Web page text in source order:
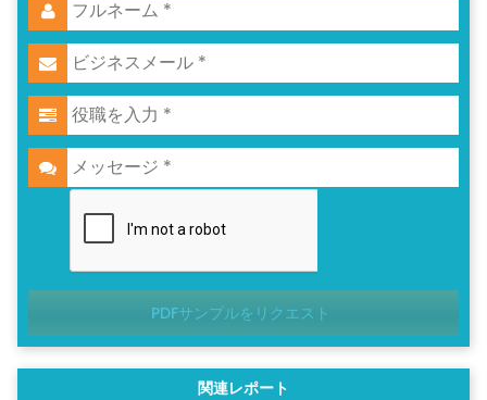
PDFサンプルをリクエスト
関連レポート